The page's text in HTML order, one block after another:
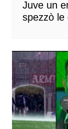
Juve un
spezzò le